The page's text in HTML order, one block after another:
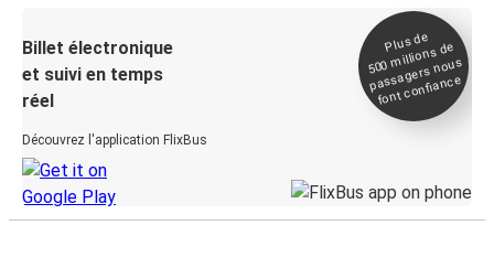
Billet électronique
et suivi en temps
réel
Découvrez l'application FlixBus
Plus de
500
millions de
passagers nous
font confiance